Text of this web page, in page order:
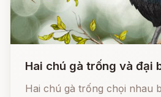
Hai chú gà trống và đại
Hai chú gà trống chọi nhau